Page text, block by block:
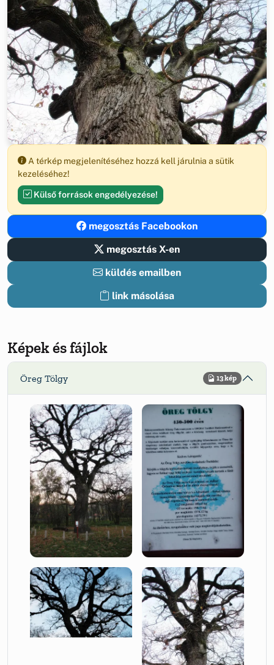
A térkép megjelenítéséhez hozzá kell járulnia a sütik
kezeléséhez!
Külső források engedélyezése!
megosztás Facebookon
megosztás X-en
küldés emailben
link másolása
Képek és fájlok
Öreg Tölgy 13 kép